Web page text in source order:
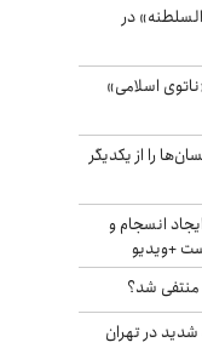
در
اسلامی»
را از یکدیگر
انسجام و
+ویدیو
منتفی شد؟
در تهران